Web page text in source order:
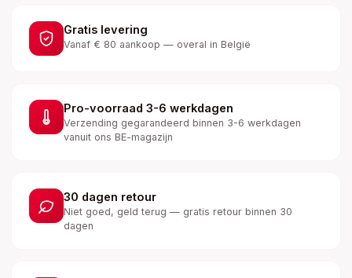
Gratis levering
Vanaf € 80 aankoop — overal in België
Pro-voorraad 3-6 werkdagen
Verzending gegarandeerd binnen 3-6 werkdagen
vanuit ons BE-magazijn
30 dagen retour
Niet goed, geld terug — gratis retour binnen 30
dagen